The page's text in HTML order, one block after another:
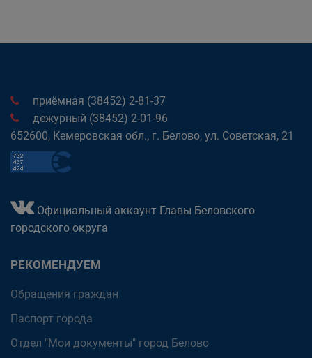
приёмная (38452) 2-81-37
дежурный (38452) 2-01-96
652600, Кемеровская обл., г. Белово, ул. Советская, 21
Официальный аккаунт Главы Беловского
городского округа
РЕКОМЕНДУЕМ
Обращения граждан
Паспорт города
Отдел "Мои документы" город Белово